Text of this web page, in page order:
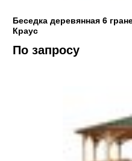
Беседка деревянная 6
Краус
По запросу